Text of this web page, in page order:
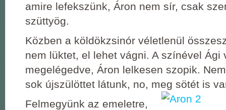
amire lefekszünk, Áron nem sír, csak
szüttyög.
Közben a köldökzsinór véletlenül
nem lüktet, el lehet vágni. A színével Ági
megelégedve, Áron lelkesen szopik.
sok újszülöttet látunk, no, meg sötét is
Felmegyünk az emeletre,